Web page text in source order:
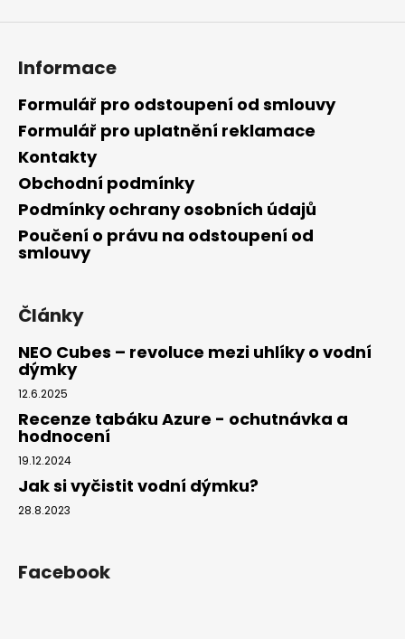
Informace
Formulář pro odstoupení od smlouvy
Formulář pro uplatnění reklamace
Kontakty
Obchodní podmínky
Podmínky ochrany osobních údajů
Poučení o právu na odstoupení od
smlouvy
Články
NEO Cubes – revoluce mezi uhlíky o vodní
dýmky
12.6.2025
Recenze tabáku Azure - ochutnávka a
hodnocení
19.12.2024
Jak si vyčistit vodní dýmku?
28.8.2023
Facebook